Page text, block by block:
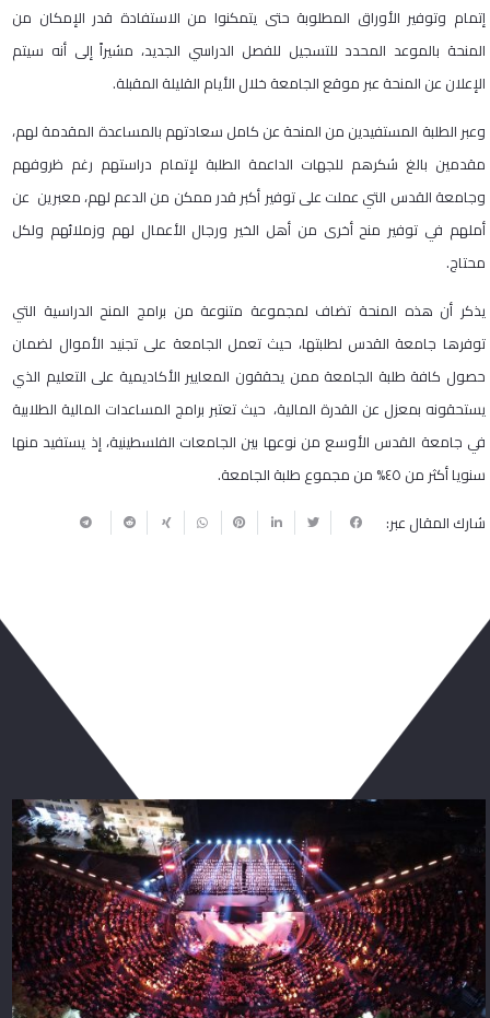
إتمام وتوفير الأوراق المطلوبة حتى يتمكنوا من الاستفادة قدر الإمكان من
المنحة بالموعد المحدد للتسجيل للفصل الدراسي الجديد، مشيراً إلى أنه سيتم
الإعلان عن المنحة عبر موقع الجامعة خلال الأيام القليلة المقبلة.
وعبر الطلبة المستفيدين من المنحة عن كامل سعادتهم بالمساعدة المقدمة لهم،
مقدمين بالغ شكرهم للجهات الداعمة الطلبة لإتمام دراستهم رغم ظروفهم
وجامعة القدس التي عملت على توفير أكبر قدر ممكن من الدعم لهم، معبرين عن
أملهم في توفير منح أخرى من أهل الخير ورجال الأعمال لهم وزملائهم ولكل
محتاج.
يذكر أن هذه المنحة تضاف لمجموعة متنوعة من برامج المنح الدراسية التي
توفرها جامعة القدس لطلبتها، حيث تعمل الجامعة على تجنيد الأموال لضمان
حصول كافة طلبة الجامعة ممن يحققون المعايير الأكاديمية على التعليم الذي
يستحقونه بمعزل عن القدرة المالية، حيث تعتبر برامج المساعدات المالية الطلابية
في جامعة القدس الأوسع من نوعها بين الجامعات الفلسطينية، إذ يستفيد منها
سنويا أكثر من ٤٥% من مجموع طلبة الجامعة.
شارك المقال عبر: